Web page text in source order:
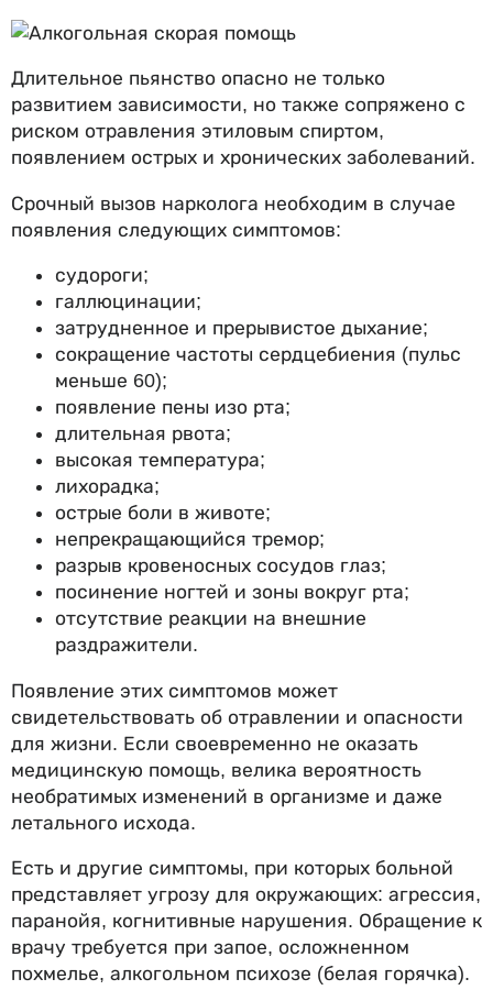
Длительное пьянство опасно не только
развитием зависимости, но также сопряжено с
риском отравления этиловым спиртом,
появлением острых и хронических заболеваний.
Срочный вызов нарколога необходим в случае
появления следующих симптомов:
судороги;
галлюцинации;
затрудненное и прерывистое дыхание;
сокращение частоты сердцебиения (пульс
меньше 60);
появление пены изо рта;
длительная рвота;
высокая температура;
лихорадка;
острые боли в животе;
непрекращающийся тремор;
разрыв кровеносных сосудов глаз;
посинение ногтей и зоны вокруг рта;
отсутствие реакции на внешние
раздражители.
Появление этих симптомов может
свидетельствовать об отравлении и опасности
для жизни. Если своевременно не оказать
медицинскую помощь, велика вероятность
необратимых изменений в организме и даже
летального исхода.
Есть и другие симптомы, при которых больной
представляет угрозу для окружающих: агрессия,
паранойя, когнитивные нарушения. Обращение к
врачу требуется при запое, осложненном
похмелье, алкогольном психозе (белая горячка).